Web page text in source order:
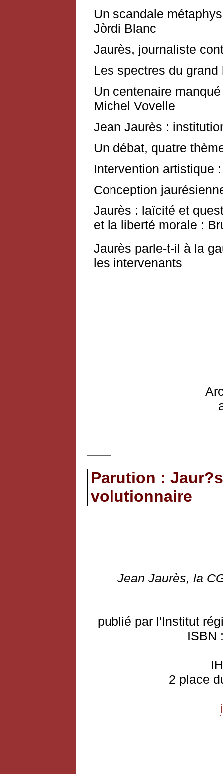
Un scandale
Jòrdi Blanc
Jaurès, journaliste
Les spectres du grand
Un centenaire
Michel Vovelle
Jean Jaurès :
Un débat, quatre
Intervention artistique
Conception
Jaurès : laïcité et
et la liberté morale :
Jaurès parle-t-il à la
les intervenants
Parution :
volutionnaire
Jean Jaurès, la
publié par l'Institut
ISBN
2 place